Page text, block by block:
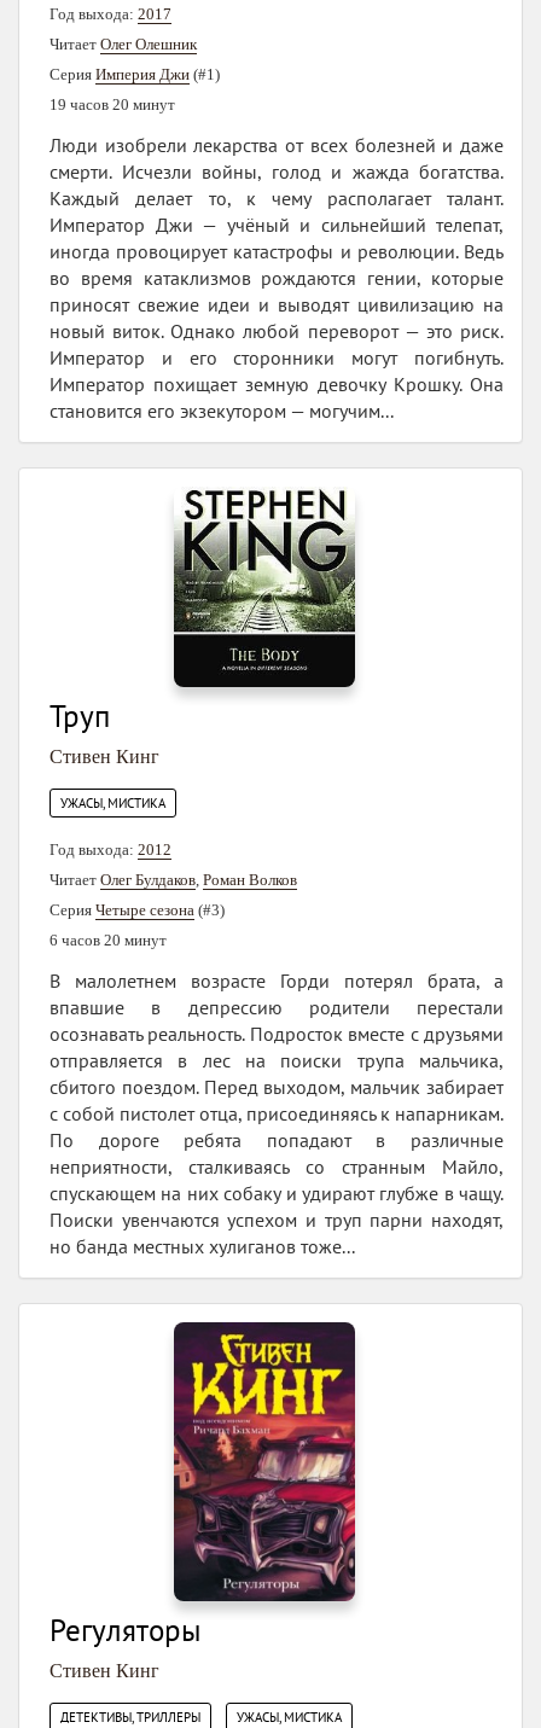
Год выхода: 2017
Читает Олег Олешник
Серия Империя Джи (#1)
19 часов 20 минут
Люди изобрели лекарства от всех болезней и даже
смерти. Исчезли войны, голод и жажда богатства.
Каждый делает то, к чему располагает талант.
Император Джи — учёный и сильнейший телепат,
иногда провоцирует катастрофы и революции. Ведь
во время катаклизмов рождаются гении, которые
приносят свежие идеи и выводят цивилизацию на
новый виток. Однако любой переворот — это риск.
Император и его сторонники могут погибнуть.
Император похищает земную девочку Крошку. Она
становится его экзекутором — могучим...
Труп
Стивен Кинг
УЖАСЫ, МИСТИКА
Год выхода: 2012
Читает Олег Булдаков Роман Волков
Серия Четыре сезона (#3)
6 часов 20 минут
В малолетнем возрасте Горди потерял брата, а
впавшие в депрессию родители перестали
осознавать реальность. Подросток вместе с друзьями
отправляется в лес на поиски трупа мальчика,
сбитого поездом. Перед выходом, мальчик забирает
с собой пистолет отца, присоединяясь к напарникам.
По дороге ребята попадают в различные
неприятности, сталкиваясь со странным Майло,
спускающем на них собаку и удирают глубже в чащу.
Поиски увенчаются успехом и труп парни находят,
но банда местных хулиганов тоже...
Регуляторы
Стивен Кинг
ДЕТЕКТИВЫ, ТРИЛЛЕРЫ УЖАСЫ, МИСТИКА